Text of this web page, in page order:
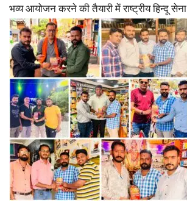
भव्य आयोजन करने की तैयारी में राष्ट्रीय हिन्दू सेना